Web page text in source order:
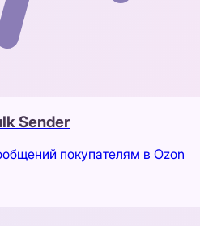
Sender
покупателям в Ozon